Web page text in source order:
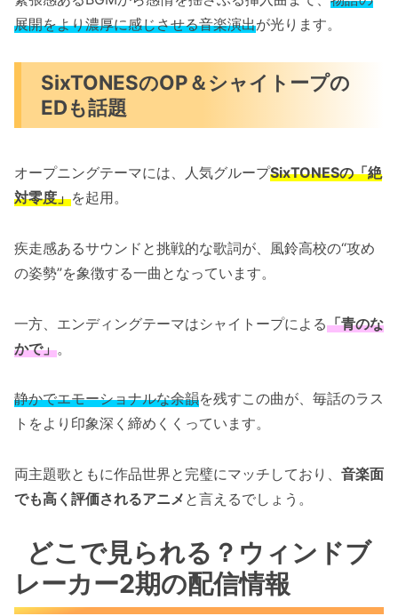
展開をより濃厚に感じさせる音楽演出が光ります。
SixTONESのOP＆シャイトープの
EDも話題
オープニングテーマには、人気グループSixTONESの「絶
対零度」を起用。
疾走感あるサウンドと挑戦的な歌詞が、風鈴高校の“攻め
の姿勢”を象徴する一曲となっています。
一方、エンディングテーマはシャイトープによる「青のな
かで」。
静かでエモーショナルな余韻を残すこの曲が、毎話のラス
トをより印象深く締めくくっています。
両主題歌ともに作品世界と完璧にマッチしており、 音楽面
でも高く評価されるアニメ と言えるでしょう。
どこで見られる？ウィンドブ
レーカー2期の配信情報